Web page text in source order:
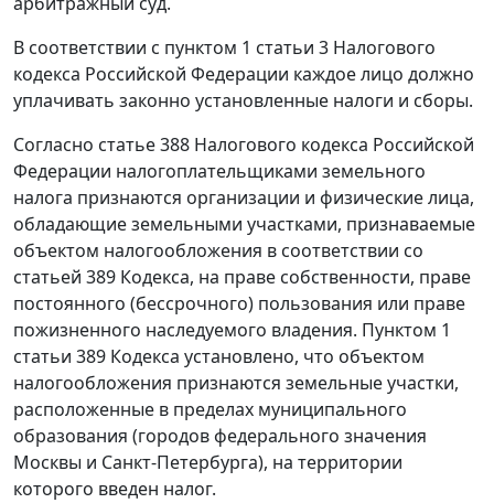
В соответствии с пунктом 1 статьи 3 Налогового
кодекса Российской Федерации каждое лицо должно
уплачивать законно установленные налоги и сборы.
Согласно статье 388 Налогового кодекса Российской
Федерации налогоплательщиками земельного
налога признаются организации и физические лица,
обладающие земельными участками, признаваемые
объектом налогообложения в соответствии со
статьей 389 Кодекса, на праве собственности, праве
постоянного (бессрочного) пользования или праве
пожизненного наследуемого владения. Пунктом 1
статьи 389 Кодекса установлено, что объектом
налогообложения признаются земельные участки,
расположенные в пределах муниципального
образования (городов федерального значения
Москвы и Санкт-Петербурга), на территории
которого введен налог.